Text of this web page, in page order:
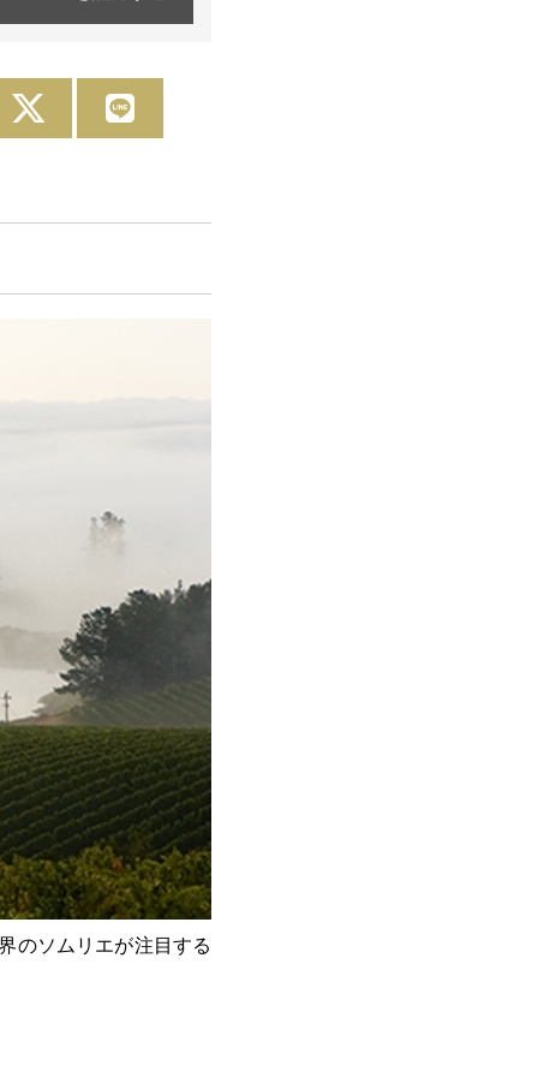
のソムリエが注目する